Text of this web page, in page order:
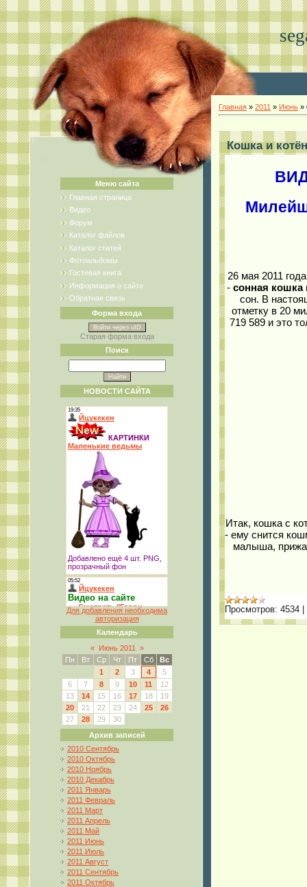
Меню сайта
Главная страница
Видео
Форум
Каталог файлов
Каталог статей
Фотоальбомы
Гостевая книга
Информация о сайте
Обратная связь
Форма входа
Войти через uID
Старая форма входа
Поиск
НОВОСТИ САЙТА
Для добавления необходима
авторизация
Календарь
«
Июнь 2011
»
Пн
Вт Ср Чт Пт Сб
Вс
1
2 3 4
5
6
7 8 9 10 11
12
13
14 15 16 17 18
19
20
21 22 23 24 25
26
27
28 29
30
Архив записей
2010 Сентябрь
2010 Октябрь
2010 Ноябрь
2010 Декабрь
2011 Январь
2011 Февраль
2011 Март
2011 Апрель
2011 Май
2011 Июнь
2011 Июль
2011 Август
2011 Сентябрь
2011 Октябрь
Главная » 2011 » Июнь »
Кошка и
26 мая 2011
- сонная кошка
сон. В
отметку в 20
719 589 и это
Итак, кошка с
- ему снится
малыша,
Просмотров: 4534